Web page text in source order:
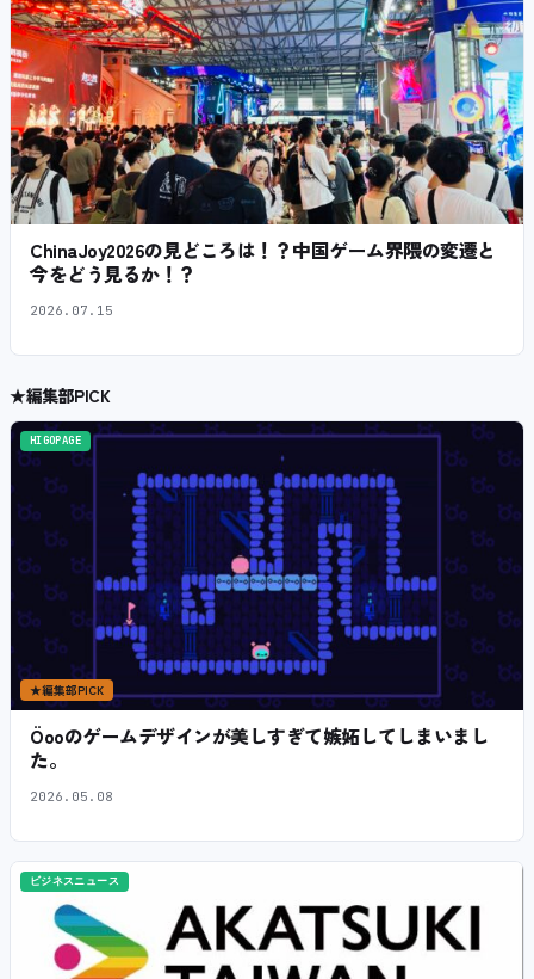
ChinaJoy2026の見どころは！？中国ゲーム界隈の変遷と
今をどう見るか！？
2026.07.15
★編集部PICK
HIGOPAGE
★編集部PICK
Öooのゲームデザインが美しすぎて嫉妬してしまいまし
た。
2026.05.08
ビジネスニュース